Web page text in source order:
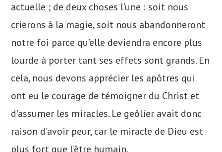
actuelle ; de deux choses l’une : soit nous
crierons à la magie, soit nous abandonneront
notre foi parce qu’elle deviendra encore plus
lourde à porter tant ses effets sont grands. En
cela, nous devons apprécier les apôtres qui
ont eu le courage de témoigner du Christ et
d’assumer les miracles. Le geôlier avait donc
raison d’avoir peur, car le miracle de Dieu est
plus fort que l’être humain.